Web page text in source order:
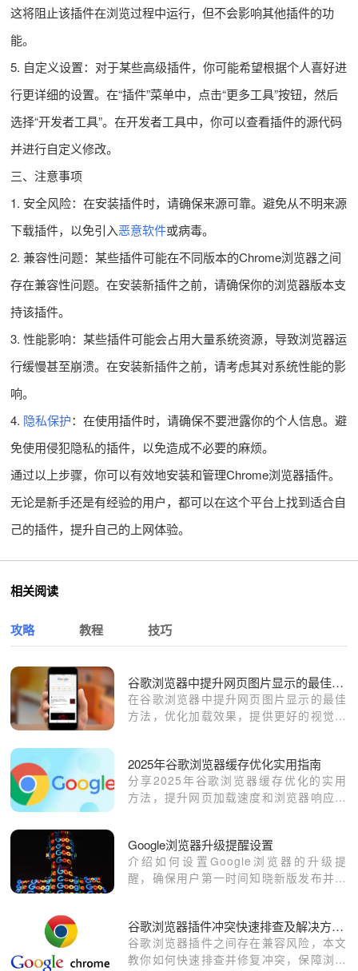
这将阻止该插件在浏览过程中运行，但不会影响其他插件的功
能。
5. 自定义设置：对于某些高级插件，你可能希望根据个人喜好进
行更详细的设置。在“插件”菜单中，点击“更多工具”按钮，然后
选择“开发者工具”。在开发者工具中，你可以查看插件的源代码
并进行自定义修改。
三、注意事项
1. 安全风险：在安装插件时，请确保来源可靠。避免从不明来源
下载插件，以免引入恶意软件或病毒。
2. 兼容性问题：某些插件可能在不同版本的Chrome浏览器之间
存在兼容性问题。在安装新插件之前，请确保你的浏览器版本支
持该插件。
3. 性能影响：某些插件可能会占用大量系统资源，导致浏览器运
行缓慢甚至崩溃。在安装新插件之前，请考虑其对系统性能的影
响。
4. 隐私保护：在使用插件时，请确保不要泄露你的个人信息。避
免使用侵犯隐私的插件，以免造成不必要的麻烦。
通过以上步骤，你可以有效地安装和管理Chrome浏览器插件。
无论是新手还是有经验的用户，都可以在这个平台上找到适合自
己的插件，提升自己的上网体验。
相关阅读
攻略 教程 技巧
谷歌浏览器中提升网页图片显示的最佳方法
在谷歌浏览器中提升网页图片显示的最佳
方法，优化加载效果，提供更好的视觉体
2025年谷歌浏览器缓存优化实用指南
分享2025年谷歌浏览器缓存优化的实用
方法，提升网页加载速度和浏览器响应性
Google浏览器升级提醒设置
介绍如何设置Google浏览器的升级提
醒，确保用户第一时间知晓新版发布并及
谷歌浏览器插件冲突快速排查及解决方法分享
谷歌浏览器插件之间存在兼容风险，本文
教你如何快速排查并修复冲突，保障浏览